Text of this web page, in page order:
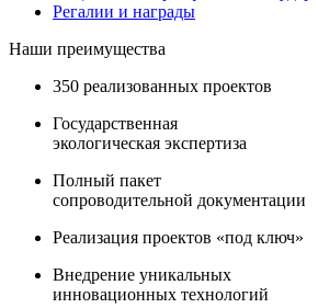
Регалии и награды
Наши преимущества
350 реализованных проектов
Государственная
экологическая экспертиза
Полный пакет
сопроводительной документации
Реализация проектов «под ключ»
Внедрение уникальных
инновационных технологий